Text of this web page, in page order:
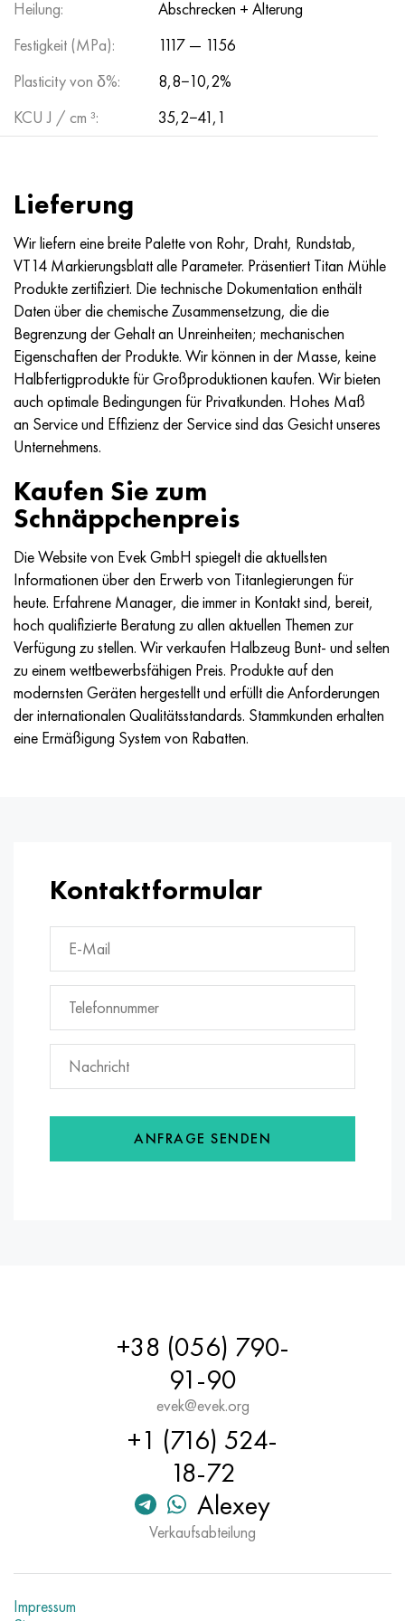
Heilung:
Abschrecken + Alterung
Festigkeit (MPa):
1117 — 1156
Plasticity von δ%:
8,8−10,2%
KCU J / cm ³:
35,2−41,1
Lieferung
Wir liefern eine breite Palette von Rohr, Draht, Rundstab,
VT14 Markierungsblatt alle Parameter. Präsentiert Titan Mühle
Produkte zertifiziert. Die technische Dokumentation enthält
Daten über die chemische Zusammensetzung, die die
Begrenzung der Gehalt an Unreinheiten; mechanischen
Eigenschaften der Produkte. Wir können in der Masse, keine
Halbfertigprodukte für Großproduktionen kaufen. Wir bieten
auch optimale Bedingungen für Privatkunden. Hohes Maß
an Service und Effizienz der Service sind das Gesicht unseres
Unternehmens.
Kaufen Sie zum
Schnäppchenpreis
Die Website von Evek GmbH spiegelt die aktuellsten
Informationen über den Erwerb von Titanlegierungen für
heute. Erfahrene Manager, die immer in Kontakt sind, bereit,
hoch qualifizierte Beratung zu allen aktuellen Themen zur
Verfügung zu stellen. Wir verkaufen Halbzeug Bunt- und selten
zu einem wettbewerbsfähigen Preis. Produkte auf den
modernsten Geräten hergestellt und erfüllt die Anforderungen
der internationalen Qualitätsstandards. Stammkunden erhalten
eine Ermäßigung System von Rabatten.
Kontaktformular
ANFRAGE SENDEN
+38 (056) 790-
91-90
evek@evek.org
+1 (716) 524-
18-72
Alexey
Verkaufsabteilung
Impressum
Nimonik 90
Nimonik 263
Haynes 230
Hastelloy b2
Hastelloy b3
Hastelloy c4
Hastelloy c22
Hastelloy C-276
Hastelloy 3
Hastelloy x
Udimet 500
Udimet 720
Präzisionsrohre
N70MFV
AM-350 - ams 5548
AM-355 - ams 5547
Rohr rostfrei
45H14N14V2М
50H14МF
95H18
AS35G2, 36smnpb14, 1.0765
38H2N2MA, 34CrNiMo6, 40NiCrMo7
38ХА, 37Cr4, aisi 5135
38HN3MFA, 35nicrmov12-5
40G, 40Mn4, aisi 1035
38HM, 42CrMo4, aisi 1.7225
40HN, 36NiCr6, aisi 3135
40HFA, 1.7223, aisi 4142
45HN2MFA, k2425, 45hnmf
А40G, 44smn28, 1.0762, 46s20